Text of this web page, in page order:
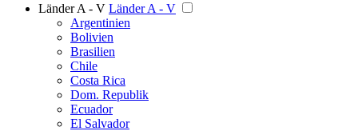
Länder A - V Länder A - V
Argentinien
Bolivien
Brasilien
Chile
Costa Rica
Dom. Republik
Ecuador
El Salvador